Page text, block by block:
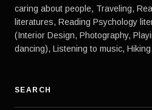
caring about people, Traveling,
literatures, Reading Psychology
(Interior Design, Photography,
dancing), Listening to music,
SEARCH